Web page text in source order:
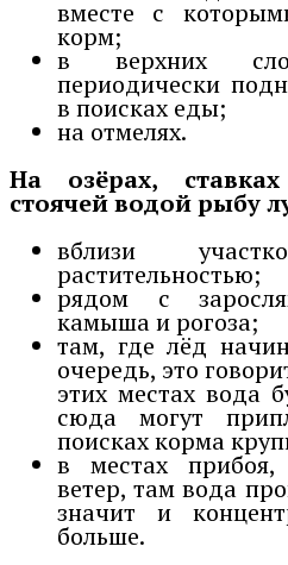
вместе с
корм;
в верхних
периодически
в поисках еды;
на отмелях.
На озёрах,
стоячей водой рыбу
вблизи
растительностью;
рядом с
камыша и рогоза;
там, где лёд
очередь, это
этих местах вода
сюда могут
поисках корма
в местах
ветер, там вода
значит и
больше.